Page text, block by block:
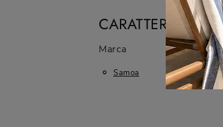
CARATTERISTICHE
Marca
Samoa In